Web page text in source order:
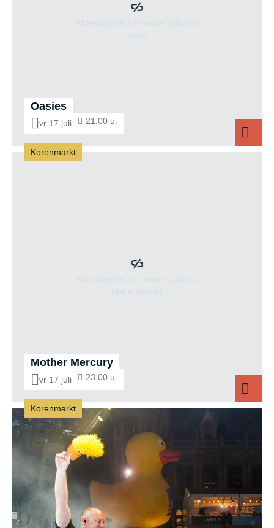
Oasies
vr 17 juli 21.00 u.
Oasies
Mother Mercury
vr 17 juli 23.00 u.
Korenmarkt
Mother Mercury
Korenmarkt